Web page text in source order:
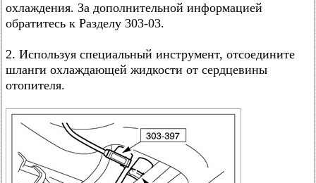
охлаждения. За дополнительной информацией
обратитесь к Разделу 303-03.
2. Используя специальный инструмент, отсоедините
шланги охлаждающей жидкости от сердцевины
отопителя.